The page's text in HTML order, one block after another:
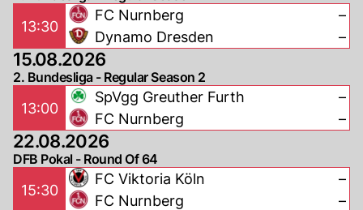
13:30
FC Nurnberg
Dynamo Dresden
–
–
15.08.2026
2. Bundesliga - Regular Season 2
13:00
SpVgg Greuther Furth
FC Nurnberg
–
–
22.08.2026
DFB Pokal - Round Of 64
15:30
FC Viktoria Köln
FC Nurnberg
–
–